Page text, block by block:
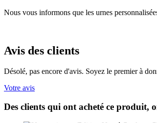
Nous vous informons que les urnes
Avis des clients
Désolé, pas encore d'avis. Soyez le premier à
Votre avis
Des clients qui ont acheté ce produit,